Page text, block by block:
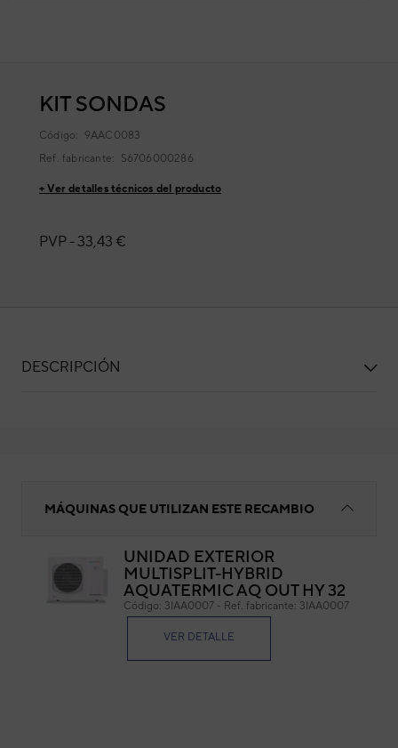
KIT SONDAS
Código: 9AAC0083
Ref. fabricante: S6706000286
+ Ver detalles técnicos del producto
PVP - 33,43 €
DESCRIPCIÓN
MÁQUINAS QUE UTILIZAN ESTE RECAMBIO
UNIDAD EXTERIOR
MULTISPLIT-HYBRID
AQUATERMIC AQ OUT HY 32
Código: 3IAA0007 - Ref. fabricante: 3IAA0007
VER DETALLE